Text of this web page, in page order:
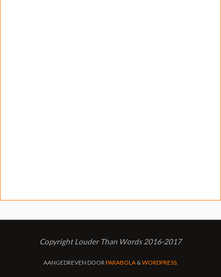
Copyright Louder Than Words 2016-2017
AANGEDREVEN DOOR PARABOLA& WORDPRESS.